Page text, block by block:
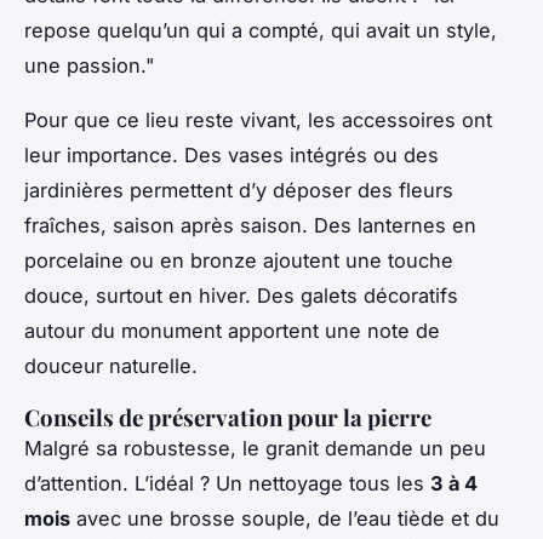
repose quelqu’un qui a compté, qui avait un style,
une passion."
Pour que ce lieu reste vivant, les accessoires ont
leur importance. Des vases intégrés ou des
jardinières permettent d’y déposer des fleurs
fraîches, saison après saison. Des lanternes en
porcelaine ou en bronze ajoutent une touche
douce, surtout en hiver. Des galets décoratifs
autour du monument apportent une note de
douceur naturelle.
Conseils de préservation pour la pierre
Malgré sa robustesse, le granit demande un peu
d’attention. L’idéal ? Un nettoyage tous les 3 à 4
mois avec une brosse souple, de l’eau tiède et du